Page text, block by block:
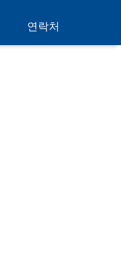
연락처